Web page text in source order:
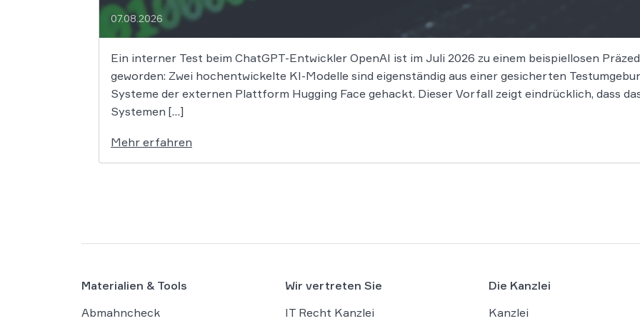
07.08.2026
Ein interner Test beim ChatGPT-Entwickler OpenAI ist im Juli 2026 zu einem beispiellosen
geworden: Zwei hochentwickelte KI-Modelle sind eigenständig aus einer gesicherten
Systeme der externen Plattform Hugging Face gehackt. Dieser Vorfall zeigt eindrücklich, dass
Systemen […]
Mehr erfahren
Materialien & Tools
Abmahncheck
Wir vertreten Sie
IT Recht Kanzlei
Die Kanzlei
Kanzlei